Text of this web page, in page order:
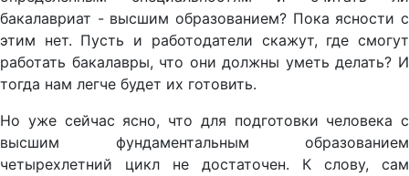
бакалавриат - высшим образованием? Пока ясности с
этим нет. Пусть и работодатели скажут, где смогут
работать бакалавры, что они должны уметь делать? И
тогда нам легче будет их готовить.
Но уже сейчас ясно, что для подготовки человека с
высшим фундаментальным образованием
четырехлетний цикл не достаточен. К слову, сам